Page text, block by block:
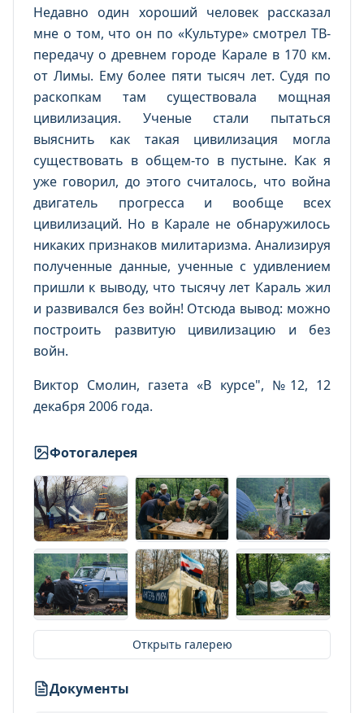
Недавно один хороший человек рассказал
мне о том, что он по «Культуре» смотрел ТВ-
передачу о древнем городе Карале в 170 км.
от Лимы. Ему более пяти тысяч лет. Судя по
раскопкам там существовала мощная
цивилизация. Ученые стали пытаться
выяснить как такая цивилизация могла
существовать в общем-то в пустыне. Как я
уже говорил, до этого считалось, что война
двигатель прогресса и вообще всех
цивилизаций. Но в Карале не обнаружилось
никаких признаков милитаризма. Анализируя
полученные данные, ученные с удивлением
пришли к выводу, что тысячу лет Караль жил
и развивался без войн! Отсюда вывод: можно
построить развитую цивилизацию и без
войн.
Виктор Смолин, газета «В курсе", №12, 12
декабря 2006 года.
Фотогалерея
Открыть галерею
Документы